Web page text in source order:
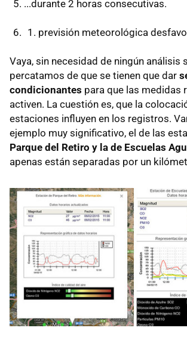
...durante 2 horas consecutivas.
previsión meteorológica
Vaya, sin necesidad de ningún análisis
percatamos de que se tienen que dar
condicionantes para que las medidas
activen. La cuestión es, que la
estaciones influyen en los registros.
ejemplo muy significativo, el de las
Parque del Retiro y la de Escuelas
apenas están separadas por un